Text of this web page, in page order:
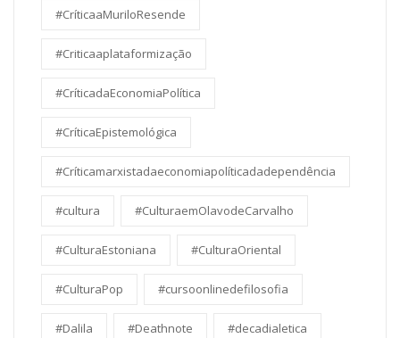
#CríticaaMuriloResende
#Criticaaplataformização
#CríticadaEconomiaPolítica
#CríticaEpistemológica
#Críticamarxistadaeconomiapolíticadadependência
#cultura #CulturaemOlavodeCarvalho
#CulturaEstoniana #CulturaOriental
#CulturaPop #cursoonlinedefilosofia
#Dalila #Deathnote #decadialetica